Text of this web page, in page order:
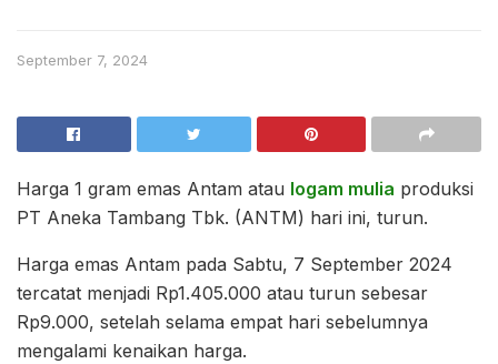
September 7, 2024
Harga 1 gram emas Antam atau logam mulia produksi
PT Aneka Tambang Tbk. (ANTM) hari ini, turun.
Harga emas Antam pada Sabtu, 7 September 2024
tercatat menjadi Rp1.405.000 atau turun sebesar
Rp9.000, setelah selama empat hari sebelumnya
mengalami kenaikan harga.